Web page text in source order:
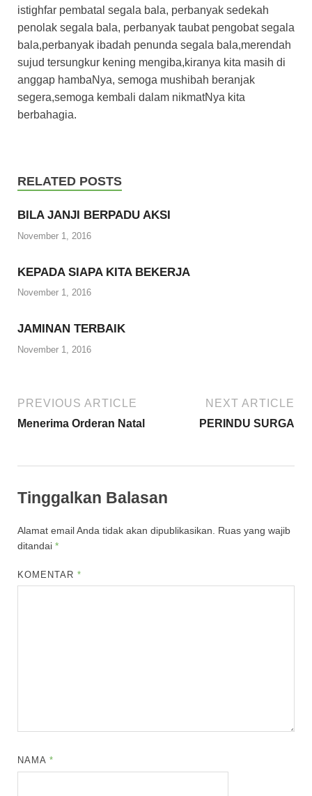
istighfar pembatal segala bala, perbanyak sedekah
penolak segala bala, perbanyak taubat pengobat segala
bala,perbanyak ibadah penunda segala bala,merendah
sujud tersungkur kening mengiba,kiranya kita masih di
anggap hambaNya, semoga mushibah beranjak
segera,semoga kembali dalam nikmatNya kita
berbahagia.
RELATED POSTS
BILA JANJI BERPADU AKSI
November 1, 2016
KEPADA SIAPA KITA BEKERJA
November 1, 2016
JAMINAN TERBAIK
November 1, 2016
PREVIOUS ARTICLE
Menerima Orderan Natal
NEXT ARTICLE
PERINDU SURGA
Tinggalkan Balasan
Alamat email Anda tidak akan dipublikasikan.
Ruas yang wajib
ditandai *
KOMENTAR*
NAMA*